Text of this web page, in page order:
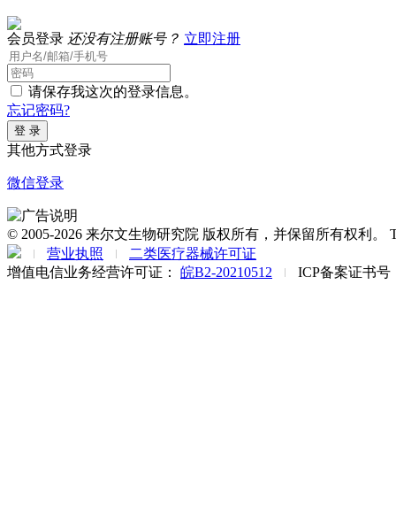
会员登录 还没有注册账号？ 立即注册
请保存我这次的登录信息。
忘记密码?
其他方式登录
微信登录
© 2005-2026 来尔文生物研究院 版权所有，并保留所有权利。
营业执照
二类医疗器械许可证
增值电信业务经营许可证： 皖B2-20210512 ICP备案证书